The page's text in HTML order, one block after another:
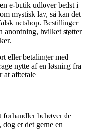
e-butik udlover bedst i
mystisk lav, så kan det
netshop. Bestillinger
anordning, hvilket støtter
eller betalinger med
nytte af en løsning fra
at afbetale
behøver de
dog er det gerne en